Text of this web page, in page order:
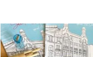
plusieurs
variations.
Les